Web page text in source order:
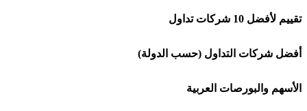
تقييم لأفضل 10 شركات تداول
شركة Capital.com
افاتريد AvaTrade
أفضل شركات التداول (حسب الدولة)
شركات تداول في السعودية
الأسهم والبورصات العربية